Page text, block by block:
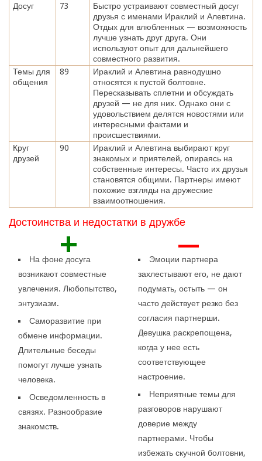
Досуг 73
Быстро устраивают совместный досуг
друзья с именами Ираклий и Алевтина.
Отдых для влюбленных — возможность
лучше узнать друг друга. Они
используют опыт для дальнейшего
совместного развития.
Темы для
общения
89
Ираклий и Алевтина равнодушно
относятся к пустой болтовне.
Пересказывать сплетни и обсуждать
друзей — не для них. Однако они с
удовольствием делятся новостями или
интересными фактами и
происшествиями.
Круг
друзей
90
Ираклий и Алевтина выбирают круг
знакомых и приятелей, опираясь на
собственные интересы. Часто их друзья
становятся общими. Партнеры имеют
похожие взгляды на дружеские
взаимоотношения.
Достоинства и недостатки в дружбе
+
На фоне досуга
возникают совместные
увлечения. Любопытство,
энтузиазм.
Саморазвитие при
обмене информации.
Длительные беседы
помогут лучше узнать
человека.
Осведомленность в
связях. Разнообразие
знакомств.
—
Эмоции партнера
захлестывают его, не дают
подумать, остыть — он
часто действует резко без
согласия партнерши.
Девушка раскрепощена,
когда у нее есть
соответствующее
настроение.
Неприятные темы для
разговоров нарушают
доверие между
партнерами. Чтобы
избежать скучной болтовни,